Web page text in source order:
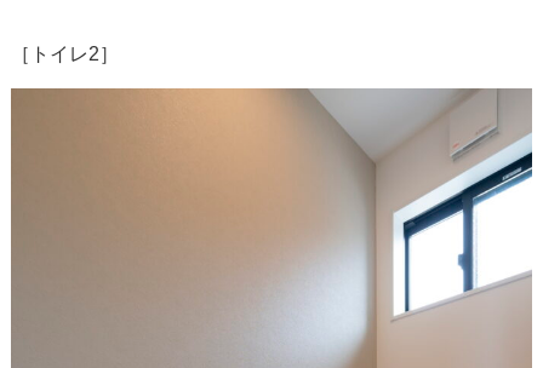
［トイレ2］